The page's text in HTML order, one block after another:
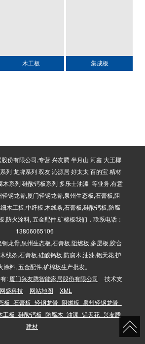
木工板 集成板
份有限公司,专营 兴友腾 半月山 河鑫 大王椰
列 龙牌系列 双友 沁源居 好太太 百的宝 精材
木系列 硅酸钙板系列 多乐士油漆 等业务,有意
钢龙骨,厦门轻钢龙骨,泉州生态板,石膏板,阻
木工板,中纤板,木线条,石膏板,硅酸钙板,防腐
,防火涂料, 五金配件,矿棉板我们，联系电话：
13806065106
龙骨,泉州生态板,石膏板,阻燃板,多层板,胶合
线条,石膏板,硅酸钙板,防腐木,油漆,铝天花,护
涂料, 五金配件,矿棉板生产批发。
: 厦门兴友腾智能家居股份有限公司
技术支
网盛科技 网站地图
XML
板_石膏板_轻钢龙骨_阻燃板_泉州轻钢龙骨_
工板_硅酸钙板_防腐木_油漆_铝天花_兴友腾
建材